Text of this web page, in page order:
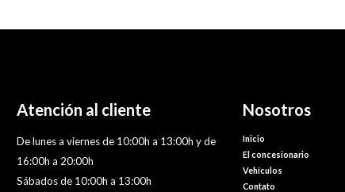
Atención al cliente
De lunes a viernes de 10:00h a 13:00h y de
16:00h a 20:00h
Sábados de 10:00h a 13:00h
Nosotros
Inicio
El concesionario
Vehículos
Contato